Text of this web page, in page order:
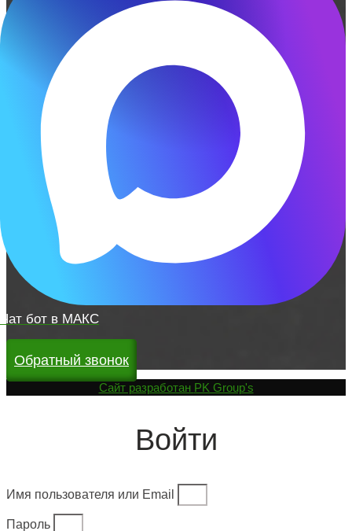
Чат бот в МАКС
Обратный звонок
Cайт разработан PK Group's
Войти
Имя пользователя или Email
Пароль